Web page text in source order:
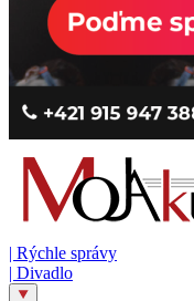
| Rýchle správy
| Divadlo